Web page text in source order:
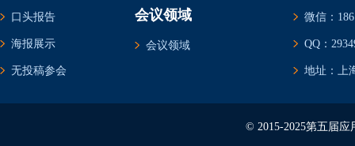
口头报告
海报展示
无投稿参会
会议领域
会议领域
微信：
QQ：
地址：上
© 2015-2025第五届